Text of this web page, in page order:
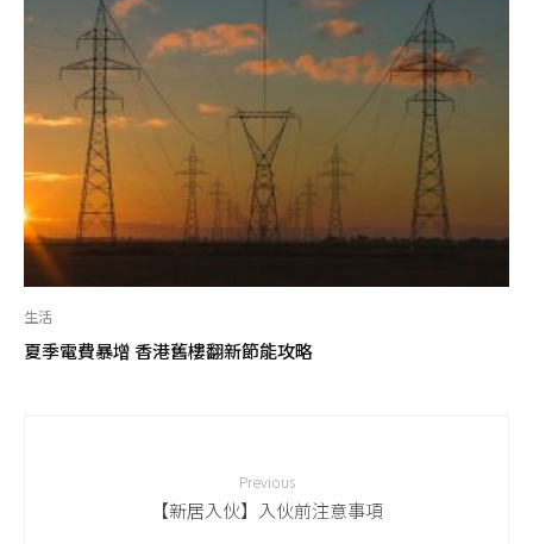
生活
夏季電費暴增 香港舊樓翻新節能攻略
Previous
【新居入伙】入伙前注意事項